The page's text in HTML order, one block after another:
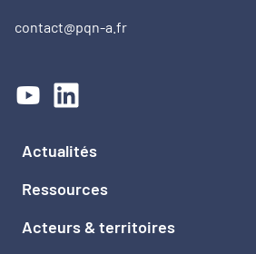
contact@pqn-a.fr
Actualités
Ressources
Acteurs & territoires